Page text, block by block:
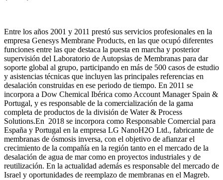
Entre los años 2001 y 2011 prestó sus servicios profesionales en la
empresa Genesys Membrane Products, en las que ocupó diferentes
funciones entre las que destaca la puesta en marcha y posterior
supervisión del Laboratorio de Autopsias de Membranas para dar
soporte global al grupo, participando en más de 500 casos de estudio
y asistencias técnicas que incluyen las principales referencias en
desalación construidas en ese periodo de tiempo. En 2011 se
incorpora a Dow Chemical Ibérica como Account Manager Spain &
Portugal, y es responsable de la comercialización de la gama
completa de productos de la división de Water & Process
Solutions.En 2018 se incorpora como Responsable Comercial para
España y Portugal en la empresa LG NanoH2O Ltd., fabricante de
membranas de ósmosis inversa, con el objetivo de afianzar el
crecimiento de la compañía en la región tanto en el mercado de la
desalación de agua de mar como en proyectos industriales y de
reutilización. En la actualidad además es responsable del mercado de
Israel y oportunidades de reemplazo de membranas en el Magreb.